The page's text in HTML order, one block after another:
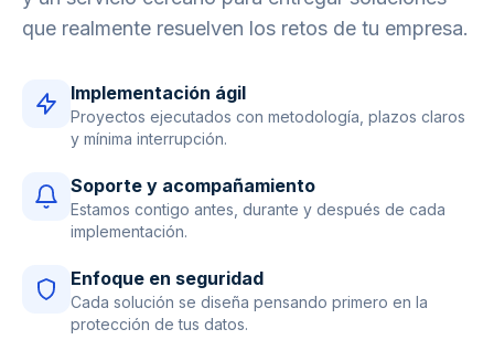
que realmente resuelven los retos de tu empresa.
Implementación ágil
Proyectos ejecutados con metodología, plazos claros
y mínima interrupción.
Soporte y acompañamiento
Estamos contigo antes, durante y después de cada
implementación.
Enfoque en seguridad
Cada solución se diseña pensando primero en la
protección de tus datos.